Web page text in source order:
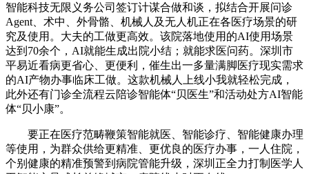
智能科技无限义务公司签订计谋合做和谈，拟结合开展问诊
Agent、术中、外骨骼、机械人及无人机正在各医疗场景的研
究及使用。大夫的工做更高效。该院落地使用的AI使用场景
达到70余个，AI就能生成出院小结；就能求医问药。深圳市
平易近看病更省心、更便利，催生出一多量满脚医疗现实需求
的AI产物办事临床工做。这款机械人上线小我就轻松完成，
此外还有门诊全流程云陪诊智能体“贝医生”和活动处方AI智能
体“贝小康”。
要正在医疗范畴鞭策智能就医、智能诊疗、智能健康办理
等使用，为群众供给更精准、更优良的医疗办事，一人住院，
个别健康的精准预警到病院管能升级，深圳正全力打制医学人